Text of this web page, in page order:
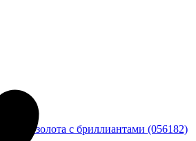
золота с бриллиантами (056182)